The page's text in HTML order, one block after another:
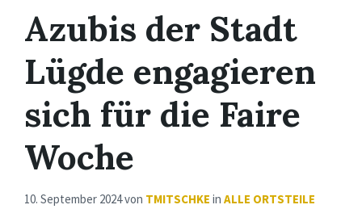
Azubis der Stadt
Lügde engagieren
sich für die Faire
Woche
10. September 2024von TMITSCHKE in ALLE ORTSTEILE